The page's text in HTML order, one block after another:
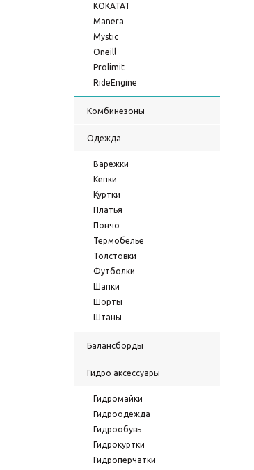
KOKATAT
Manera
Mystic
Oneill
Prolimit
RideEngine
Комбинезоны
Одежда
Варежки
Кепки
Куртки
Платья
Пончо
Термобелье
Толстовки
Футболки
Шапки
Шорты
Штаны
Балансборды
Гидро аксессуары
Гидромайки
Гидроодежда
Гидрообувь
Гидрокуртки
Гидроперчатки